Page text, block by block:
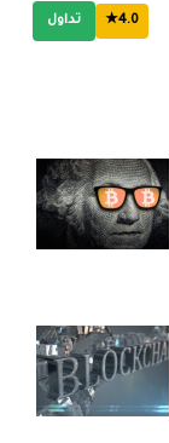
4.0★ تداول